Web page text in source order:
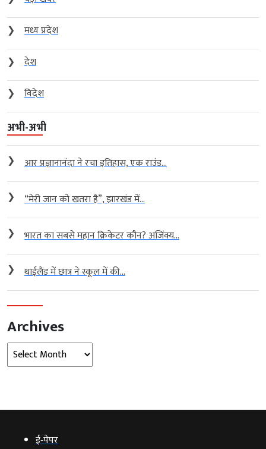
❯
मध्य प्रदेश
❯
देश
❯
विदेश
अभी-अभी
❯ आर प्रज्ञानानंदा ने रचा इतिहास, एक राउंड...
❯ “मेरी जान को खतरा है”, झारखंड में...
❯ भारत का सबसे महान क्रिकेटर कौन? अजिंक्य...
❯ थाईलैंड में छात्र ने स्कूल में की...
Archives
Archives
ई‑पेपर